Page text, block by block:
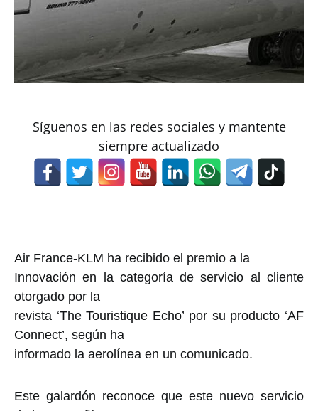
Síguenos en las redes sociales y mantente
siempre actualizado
Air France-KLM ha recibido el premio a la
Innovación en la categoría de servicio al cliente
otorgado por la
revista ‘The Touristique Echo’ por su producto ‘AF
Connect’, según ha
informado la aerolínea en un comunicado.
Este galardón reconoce que este nuevo servicio